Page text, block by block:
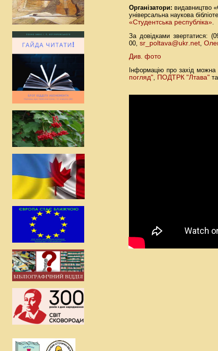
Організатори: видавництво
універсальна наукова
«Студентська республіка».
За довідками звертатися:
00, sr poltava@ukr net
Див. фото
Інформацію про захід
погляд"
ПОДТРК "Лтава"